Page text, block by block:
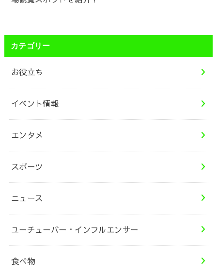
カテゴリー
お役立ち
イベント情報
エンタメ
スポーツ
ニュース
ユーチューバー・インフルエンサー
食べ物